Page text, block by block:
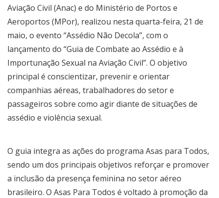
Aviação Civil (Anac) e do Ministério de Portos e
Aeroportos (MPor), realizou nesta quarta-feira, 21 de
maio, o evento “Assédio Não Decola”, com o
lançamento do “Guia de Combate ao Assédio e à
Importunação Sexual na Aviação Civil”. O objetivo
principal é conscientizar, prevenir e orientar
companhias aéreas, trabalhadores do setor e
passageiros sobre como agir diante de situações de
assédio e violência sexual.
O guia integra as ações do programa Asas para Todos,
sendo um dos principais objetivos reforçar e promover
a inclusão da presença feminina no setor aéreo
brasileiro. O Asas Para Todos é voltado à promoção da